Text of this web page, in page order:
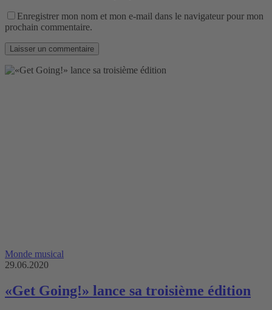
Enregistrer mon nom et mon e-mail dans le navigateur pour mon
prochain commentaire.
Monde musical
29.06.2020
«Get Going!» lance sa troisième édition